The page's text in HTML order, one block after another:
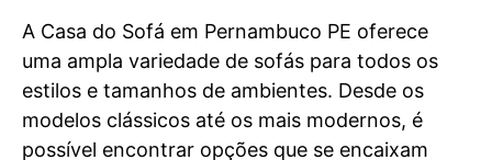
A Casa do Sofá em Pernambuco PE oferece
uma ampla variedade de sofás para todos os
estilos e tamanhos de ambientes. Desde os
modelos clássicos até os mais modernos, é
possível encontrar opções que se encaixam